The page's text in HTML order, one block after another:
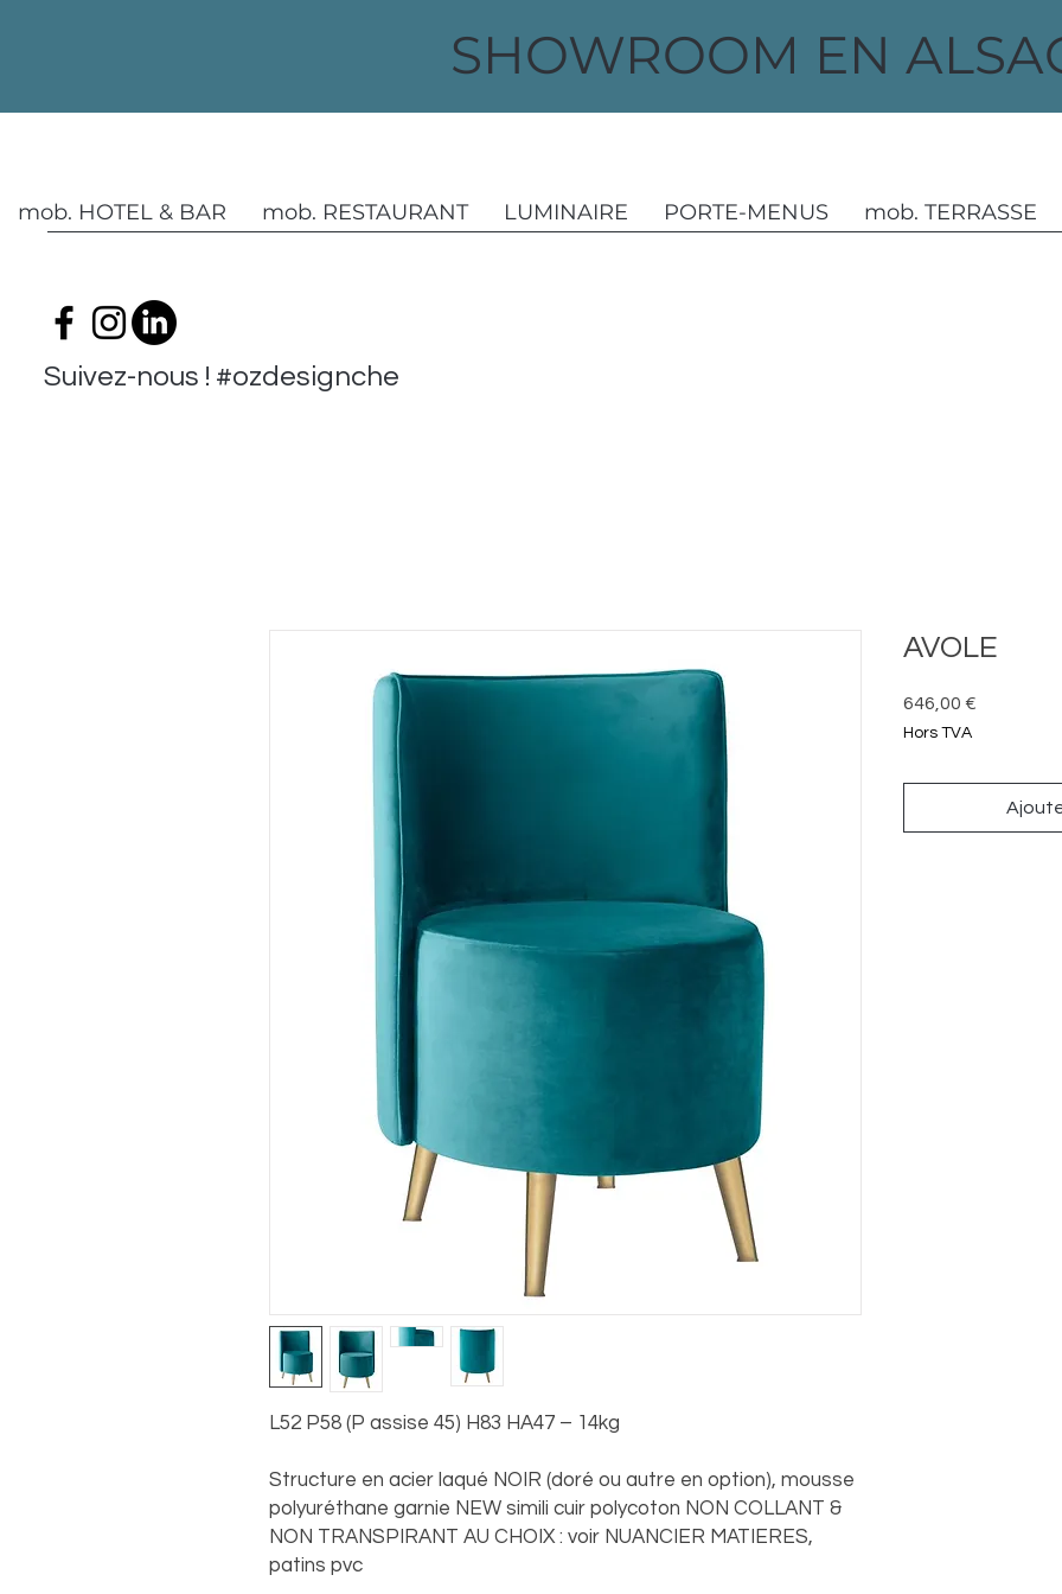
SHOWROOM EN
Suivez-nous ! #ozdesignchezvous
mob. HOTEL & BAR mob. RESTAURANT LUMINAIRE PORTE-MENUS mob. TERRASSE
L52 P58 (P assise 45) H83 HA47 – 14kg
Structure en acier laqué NOIR (doré ou autre en option), mousse
polyuréthane garnie NEW simili cuir polycoton NON COLLANT &
NON TRANSPIRANT AU CHOIX : voir NUANCIER MATIERES,
patins pvc
AVOLE
646,00 €
Hors TVA